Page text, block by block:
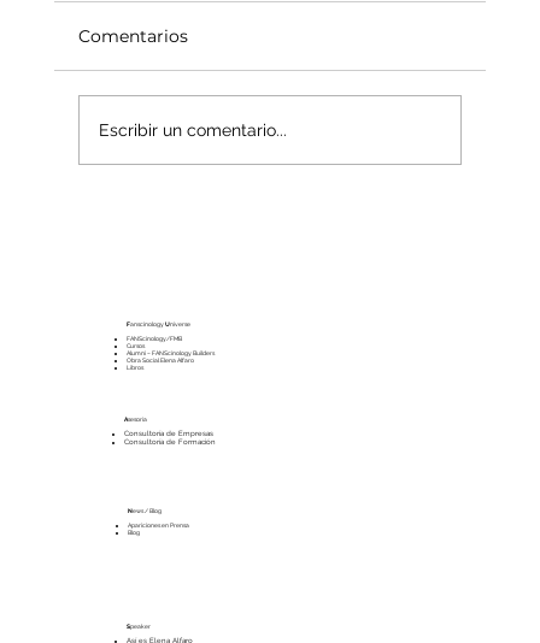
Comentarios
Escribir un comentario...
FanscinologyUniverse
FANScinology/FMB
Cursos
Alumni – FANScinology Builders
Obra Social Elena Alfaro
Libros
Asesoría
Consultoría de Empresas
Consultoría de Formación
News / Blog
Apariciones en Prensa
Blog
Speaker
Así es Elena Alfaro